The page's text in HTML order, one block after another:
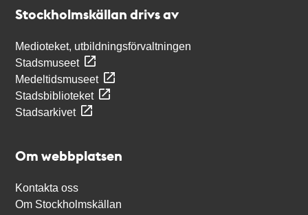
Stockholmskällan drivs av
Medioteket, utbildningsförvaltningen
Stadsmuseet
Medeltidsmuseet
Stadsbiblioteket
Stadsarkivet
Om webbplatsen
Kontakta oss
Om Stockholmskällan